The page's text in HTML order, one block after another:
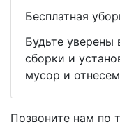
Бесплатная
Будьте уверены
сборки и
мусор и
Позвоните нам по